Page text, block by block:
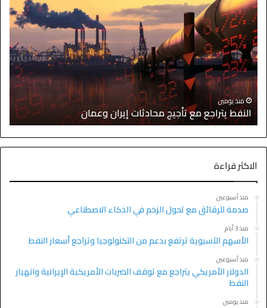
منذ يومين
النفط يتراجع مع تأجيج محادثات إيران وعمان
الاكثر قراءة
منذ أسبوعين
صدمة للرقائق مع تحول الزخم في الذكاء الاصطناعي
منذ 3 أيام
الأسهم الآسيوية ترتفع بدعم من التكنولوجيا وتراجع أسعار النفط
منذ أسبوعين
الدولار الأمريكي يتراجع مع توقف الضربات الأمريكية الإيرانية وانهيار
النفط
منذ يومين